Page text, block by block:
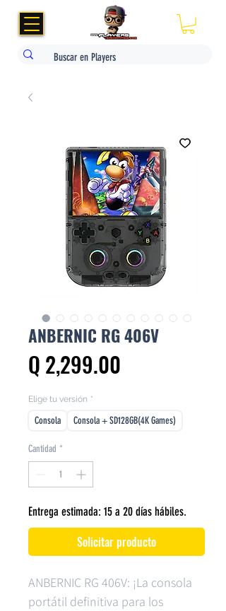
ANBERNIC RG 406V
Q 2,299.00
Elige tu versión *
Consola Consola + SD128GB(4K Games)
Cantidad *
Entrega estimada: 15 a 20 días hábiles.
Solicitar producto
ANBERNIC RG 406V: ¡La consola
portátil definitiva para los